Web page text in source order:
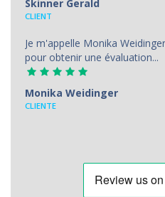
Skinner Gerald
CLIENT
Je m'appelle Monika
pour obtenir une évaluation...
Monika Weidinger
CLIENTE